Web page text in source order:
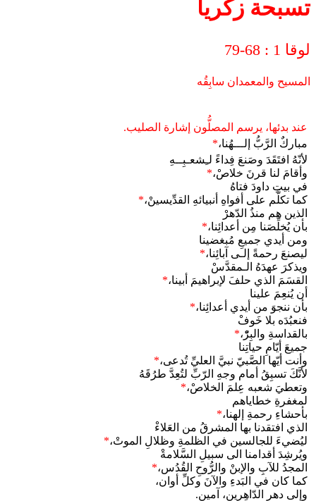
تسبحة زكريا
لوقا 1 : 68-79
المسيح والمعمدان سابِقُه
عند بدئها، يرسم المصلُّون إشارة الصليب.
مباركٌ الرَّبُّ إلـــهُنا،*
لأنّهُ افتَقَدَ وصَنعَ فِداءً لـِشعـبِــهِ
وأقامَ لنا قرنَ خلاصْ،*
في بيتِ داودَ فتاهُ
كما تكلَّم على أفواهِ أنبيائهِ القدِّيسينْ،*
الذين هم منذُ الدّهرْ
بأن يُخلِّصَنا مِن أعدائِنا،*
ومن أيدي جميعِ مُبغضينا
ليصنعَ رحمةً إلـى آبائِنا،*
ويذكرَ عهدَهُ الـمقدَّسْ
القسَمَ الذي حلفَ لإبراهيمَ أبينا،*
أن يُنعِمَ علينا
بأن ننجوَ من أيدي أعدائِنا،*
فنعبُدَه بلا خَوفْ
بالقداسةِ والبِرّْ،*
جميعَ أيّامِ حياتِنا
وأنت أيّها الصَّبيّ نبيَّ العليِّ تُدعى،*
لأنَّكَ تسبِقُ أمام وجهِ الرّبِّ لتُعِدَّ طرُقَهُ
وتعطيَ شعبه عِلمَ الخلاصْ،*
لمغفرةِ خطاياهم
بأحشاءِ رحمةِ إلهنا،*
الذي افتقدنا بها المشرقُ من العَلاءْ
ليُضيءَ للجالسين في الظلمةِ وظلالِ الموتْ،*
ويُرشِدَ أقدامنا الى سبيلِ السَّلامةْ
المجدُ للآبِ والإبنْ والرُّوحِ القُدُس،*
كما كان في البَدءِ والآنَ وكلِّ أوان،
وإلى دهر الدّاهِرين، آمين.